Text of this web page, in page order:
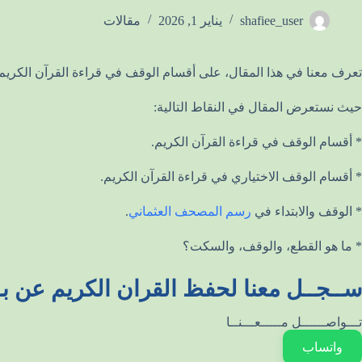
shafiee_user يناير 1, 2026 مقالات
تعرف معنا في هذا المقال، على أقسام الوقف في قراءة القرآن
حيث نستعرض المقال في النقاط التالية:
* أقسام الوقف في قراءة القرآن الكريم.
* أقسام الوقف الاختياري في قراءة القرآن الكريم.
* الوقف والابتداء في رسم المصحف العثماني.
* ما هو القطع، والوقف، والسكت؟
ســجــل معنا لحفظ القران الكريم عن
تـــواصــــــل مـــــعـــنــا
واتساب